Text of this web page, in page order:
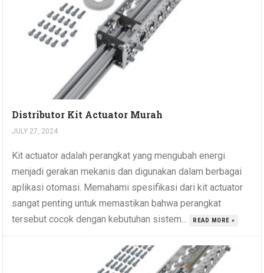
Distributor Kit Actuator Murah
JULY 27, 2024
Kit actuator adalah perangkat yang mengubah energi
menjadi gerakan mekanis dan digunakan dalam berbagai
aplikasi otomasi. Memahami spesifikasi dari kit actuator
sangat penting untuk memastikan bahwa perangkat
tersebut cocok dengan kebutuhan sistem...
READ MORE »